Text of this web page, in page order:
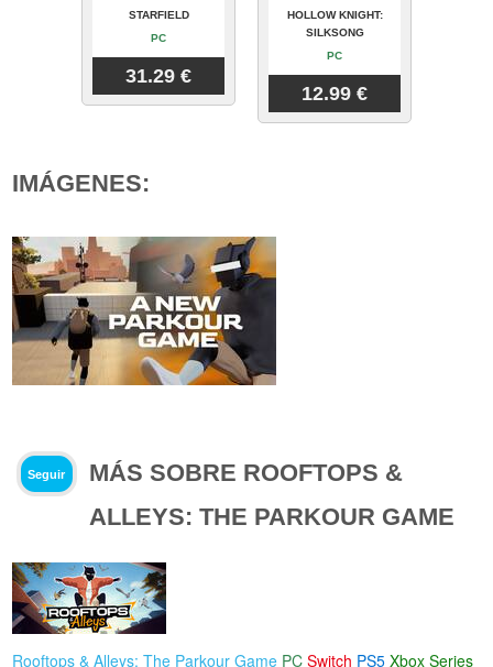
STARFIELD
PC
31.29 €
HOLLOW KNIGHT:
SILKSONG
PC
12.99 €
IMÁGENES:
Seguir
MÁS SOBRE ROOFTOPS &
ALLEYS: THE PARKOUR GAME
Rooftops & Alleys: The Parkour Game PC Switch PS5 Xbox Series